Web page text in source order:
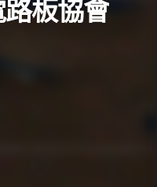
板協會